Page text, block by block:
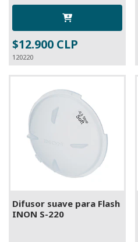
$12.900 CLP
120220
Difusor suave para Flash
INON S-220